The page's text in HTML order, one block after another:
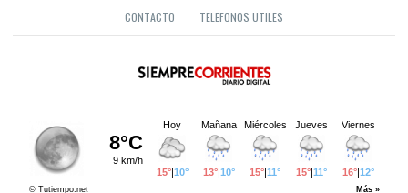
CONTACTO TELEFONOS UTILES